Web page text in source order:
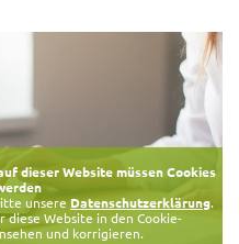
dieser Website müssen Cookies
unsereDatenschutzerklärung.
diese Website in den Cookie-
und korrigieren.